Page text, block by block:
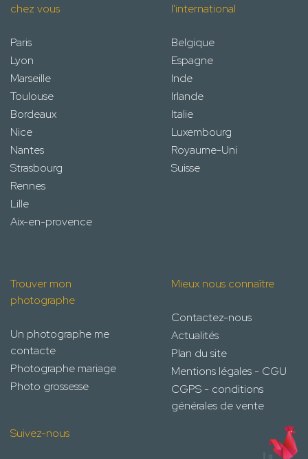
chez vous
Paris
Lyon
Marseille
Toulouse
Bordeaux
Nice
Nantes
Strasbourg
Rennes
Lille
Aix-en-provence
l'international
Belgique
Espagne
Inde
Irlande
Italie
Luxembourg
Royaume-Uni
Suisse
Trouver mon
photographe
Un photographe me
contacte
Photographe mariage
Photo grossesse
Mieux nous connaître
Contactez-nous
Actualités
Plan du site
Mentions légales - CGU
CGPS - conditions
générales de vente
Suivez-nous